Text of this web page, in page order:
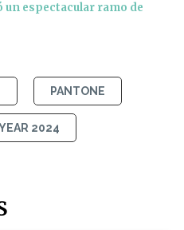
un espectacular ramo de
PANTONE
2024